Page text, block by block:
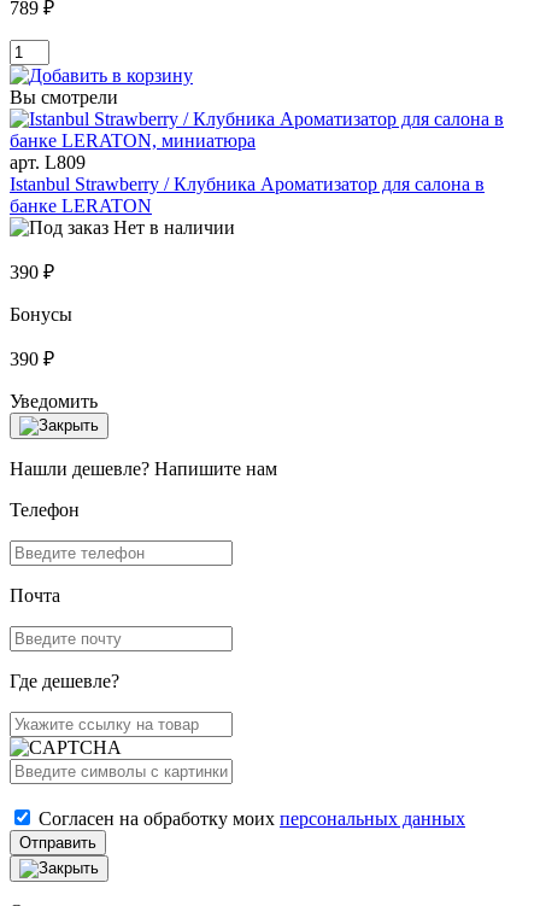
789 ₽
Вы смотрели
арт. L809
Istanbul Strawberry / Клубника Ароматизатор для салона в
банке LERATON
Нет в наличии
390 ₽
Бонусы
390 ₽
Уведомить
Нашли дешевле? Напишите нам
Телефон
Почта
Где дешевле?
Согласен на обработку моих персональных данных
Отправить